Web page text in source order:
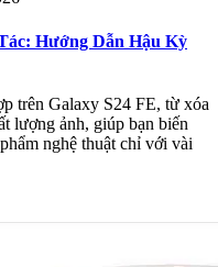
Hướng Dẫn Hậu Kỳ
trên Galaxy S24 FE, từ xóa
lượng ảnh, giúp bạn biến
nghệ thuật chỉ với vài